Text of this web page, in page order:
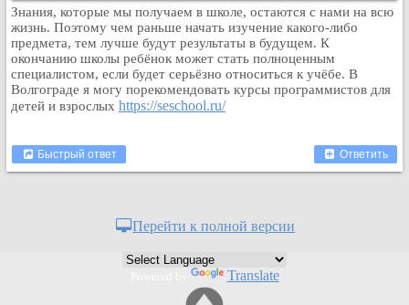
Космос
Домашние питомцы
Медицина
Компьютер
Ещё
Группы
Норм
Знания, которые мы получаем в школе, остаются с нами на всю
жизнь. Поэтому чем раньше начать изучение какого-либо
предмета, тем лучше будут результаты в будущем. К
окончанию школы ребёнок может стать полноценным
специалистом, если будет серьёзно относиться к учёбе. В
Волгограде я могу порекомендовать курсы программистов для
детей и взрослых https://seschool.ru/
Быстрый ответ Ответить
Перейти к полной версии
Translate